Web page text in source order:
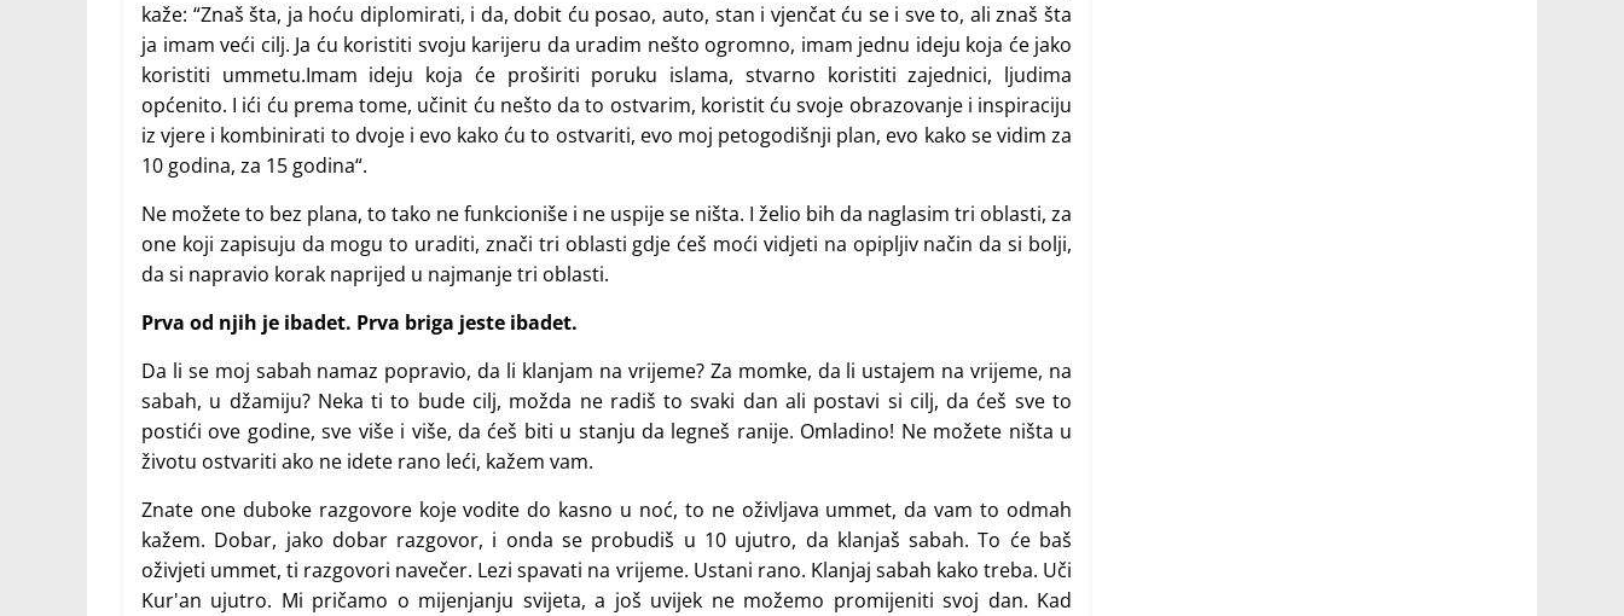
kaže: “Znaš šta, ja hoću diplomirati, i da, dobit ću posao, auto, stan i vjenčat ću se i sve to, ali znaš šta
ja imam veći cilj. Ja ću koristiti svoju karijeru da uradim nešto ogromno, imam jednu ideju koja će jako
koristiti ummetu.Imam ideju koja će proširiti poruku islama, stvarno koristiti zajednici, ljudima
općenito. I ići ću prema tome, učinit ću nešto da to ostvarim, koristit ću svoje obrazovanje i inspiraciju
iz vjere i kombinirati to dvoje i evo kako ću to ostvariti, evo moj petogodišnji plan, evo kako se vidim za
10 godina, za 15 godina“.
Ne možete to bez plana, to tako ne funkcioniše i ne uspije se ništa. I želio bih da naglasim tri oblasti, za
one koji zapisuju da mogu to uraditi, znači tri oblasti gdje ćeš moći vidjeti na opipljiv način da si bolji,
da si napravio korak naprijed u najmanje tri oblasti.
Prva od njih je ibadet. Prva briga jeste ibadet.
Da li se moj sabah namaz popravio, da li klanjam na vrijeme? Za momke, da li ustajem na vrijeme, na
sabah, u džamiju? Neka ti to bude cilj, možda ne radiš to svaki dan ali postavi si cilj, da ćeš sve to
postići ove godine, sve više i više, da ćeš biti u stanju da legneš ranije. Omladino! Ne možete ništa u
životu ostvariti ako ne idete rano leći, kažem vam.
Znate one duboke razgovore koje vodite do kasno u noć, to ne oživljava ummet, da vam to odmah
kažem. Dobar, jako dobar razgovor, i onda se probudiš u 10 ujutro, da klanjaš sabah. To će baš
oživjeti ummet, ti razgovori navečer. Lezi spavati na vrijeme. Ustani rano. Klanjaj sabah kako treba. Uči
Kur'an ujutro. Mi pričamo o mijenjanju svijeta, a još uvijek ne možemo promijeniti svoj dan. Kad